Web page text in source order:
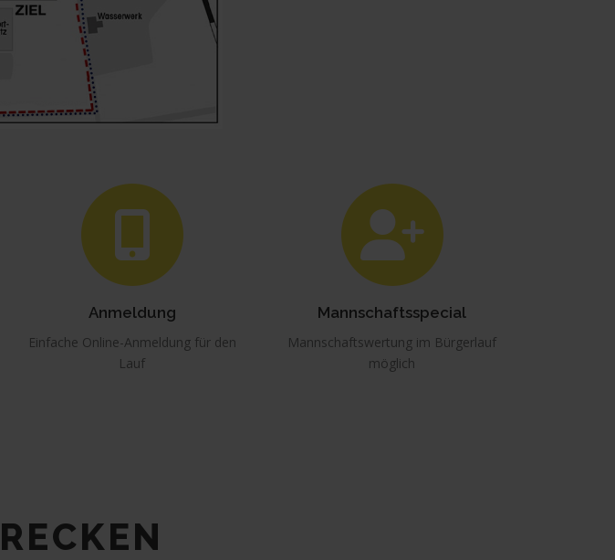
Anmeldung
Einfache Online-Anmeldung für den
Lauf
Mannschaftsspecial
Mannschaftswertung im Bürgerlauf
möglich